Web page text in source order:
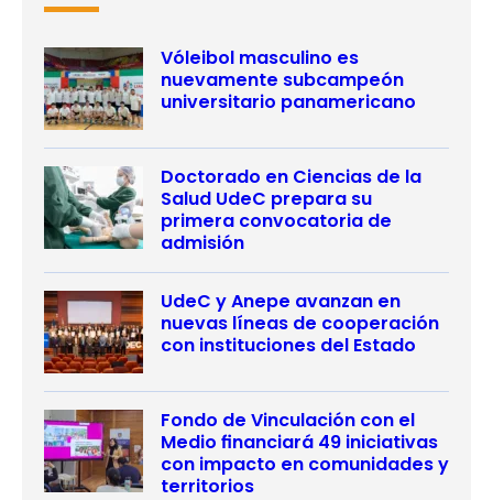
Vóleibol masculino es
nuevamente subcampeón
universitario panamericano
Doctorado en Ciencias de la
Salud UdeC prepara su
primera convocatoria de
admisión
UdeC y Anepe avanzan en
nuevas líneas de cooperación
con instituciones del Estado
Fondo de Vinculación con el
Medio financiará 49 iniciativas
con impacto en comunidades y
territorios